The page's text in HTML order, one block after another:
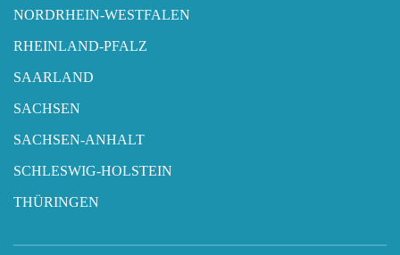
NORDRHEIN-WESTFALEN
RHEINLAND-PFALZ
SAARLAND
SACHSEN
SACHSEN-ANHALT
SCHLESWIG-HOLSTEIN
THÜRINGEN